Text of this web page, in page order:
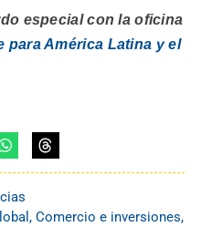
especial con la oficina
para América Latina y el
, Comercio e inversiones,